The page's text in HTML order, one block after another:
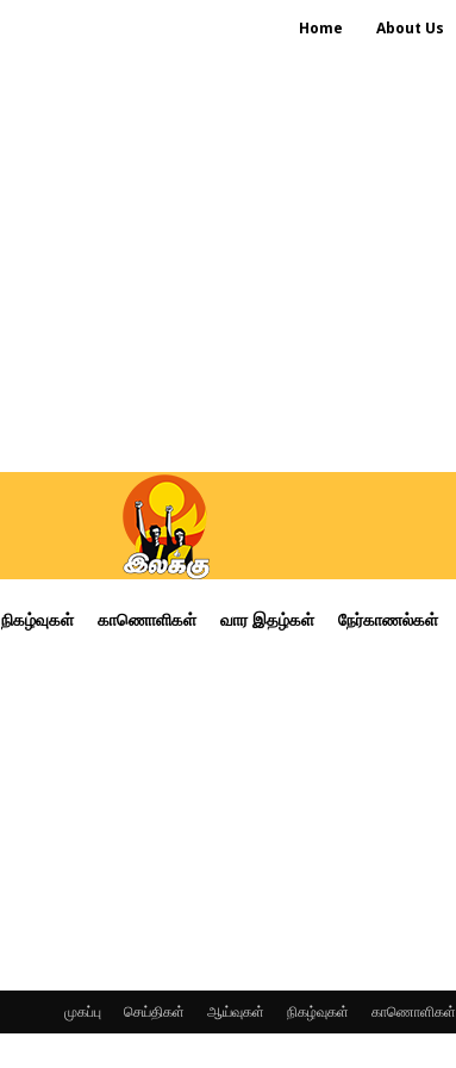
Home About Us
நிகழ்வுகள் காணொளிகள் வார இதழ்கள் நேர்காணல்கள்
முகப்பு செய்திகள் ஆய்வுகள் நிகழ்வுகள் காணொளிகள்